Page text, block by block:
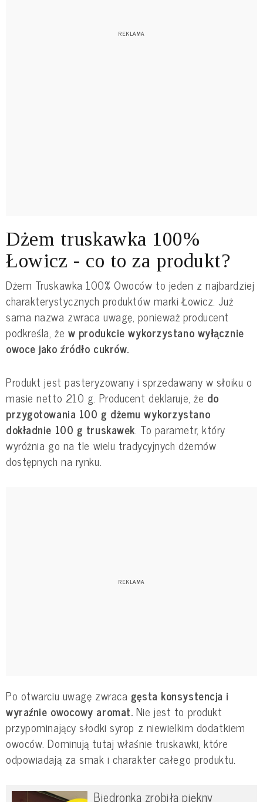
Dżem truskawka 100%
Łowicz - co to za produkt?
Dżem Truskawka 100% Owoców to jeden z najbardziej
charakterystycznych produktów marki Łowicz. Już
sama nazwa zwraca uwagę, ponieważ producent
podkreśla, że w produkcie wykorzystano wyłącznie
owoce jako źródło cukrów.
Produkt jest pasteryzowany i sprzedawany w słoiku o
masie netto 210 g. Producent deklaruje, że do
przygotowania 100 g dżemu wykorzystano
dokładnie 100 g truskawek. To parametr, który
wyróżnia go na tle wielu tradycyjnych dżemów
dostępnych na rynku.
Po otwarciu uwagę zwraca gęsta konsystencja i
wyraźnie owocowy aromat. Nie jest to produkt
przypominający słodki syrop z niewielkim dodatkiem
owoców. Dominują tutaj właśnie truskawki, które
odpowiadają za smak i charakter całego produktu.
Biedronka zrobiła piękny